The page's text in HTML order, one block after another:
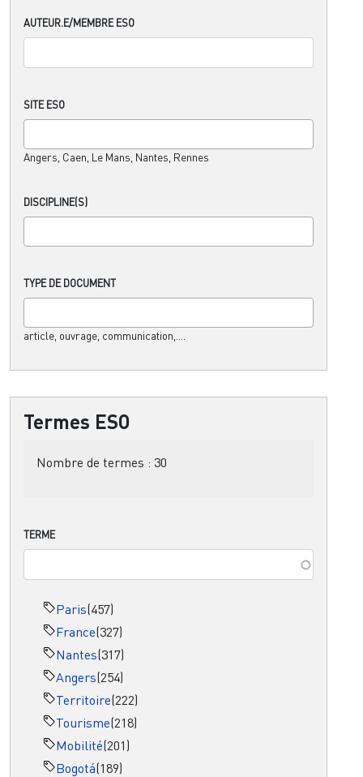
AUTEUR.E/MEMBRE ESO
SITE ESO
Angers, Caen, Le Mans, Nantes, Rennes
DISCIPLINE(S)
TYPE DE DOCUMENT
article, ouvrage, communication,....
Termes ESO
Nombre de termes : 30
TERME
Paris(457)
France(327)
Nantes(317)
Angers(254)
Territoire(222)
Tourisme(218)
Mobilité(201)
Bogotá(189)